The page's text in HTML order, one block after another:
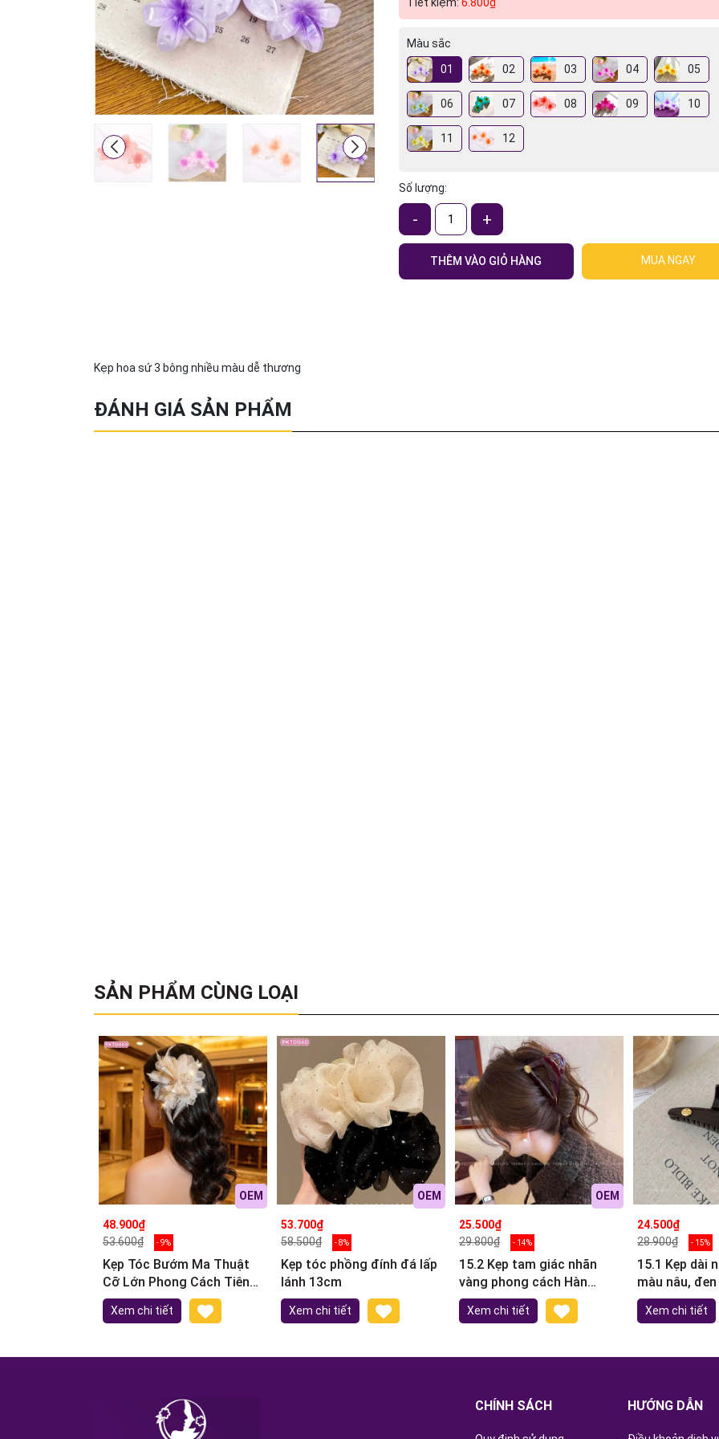
Màu sắc
01
02 03 04 05
06 07 08 09 10
11 12
Số lượng:
- +
THÊM VÀO GIỎ HÀNG MUA NGAY
Kẹp hoa sứ 3 bông nhiều màu dễ thương
ĐÁNH GIÁ SẢN PHẨM
SẢN PHẨM CÙNG LOẠI
OEM
48.900₫
53.600₫
- 9%
Kẹp Tóc Bướm Ma Thuật
Cỡ Lớn Phong Cách Tiên
Nữ
Xem chi tiết
OEM
53.700₫
58.500₫
- 8%
Kẹp tóc phồng đính đá lấp
lánh 13cm
Xem chi tiết
OEM
25.500₫
29.800₫
- 14%
15.2 Kẹp tam giác nhãn
vàng phong cách Hàn
Quốc 8cm
Xem chi tiết
24.500₫
28.900₫
- 15%
15.1 Kẹp dài
màu nâu,
Xem chi tiết
CHÍNH SÁCH HƯỚNG DẪN